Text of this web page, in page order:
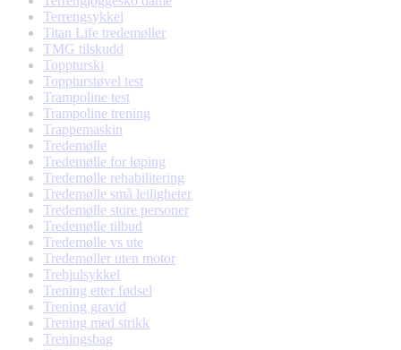
Terrengsykkel
Titan Life tredemøller
TMG tilskudd
Toppturski
Toppturstøvel test
Trampoline test
Trampoline trening
Trappemaskin
Tredemølle
Tredemølle for løping
Tredemølle rehabilitering
Tredemølle små leiligheter
Tredemølle store personer
Tredemølle tilbud
Tredemølle vs ute
Tredemøller uten motor
Trehjulsykkel
Trening etter fødsel
Trening gravid
Trening med strikk
Treningsbag